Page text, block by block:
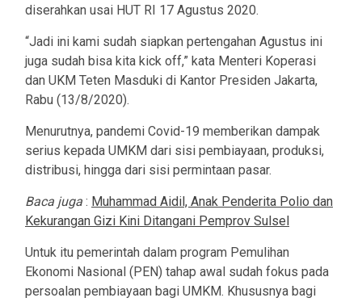
diserahkan usai HUT RI 17 Agustus 2020.
“Jadi ini kami sudah siapkan pertengahan Agustus ini
juga sudah bisa kita kick off,” kata Menteri Koperasi
dan UKM Teten Masduki di Kantor Presiden Jakarta,
Rabu (13/8/2020).
Menurutnya, pandemi Covid-19 memberikan dampak
serius kepada UMKM dari sisi pembiayaan, produksi,
distribusi, hingga dari sisi permintaan pasar.
Baca juga : Muhammad Aidil, Anak Penderita Polio dan
Kekurangan Gizi Kini Ditangani Pemprov Sulsel
Untuk itu pemerintah dalam program Pemulihan
Ekonomi Nasional (PEN) tahap awal sudah fokus pada
persoalan pembiayaan bagi UMKM. Khususnya bagi